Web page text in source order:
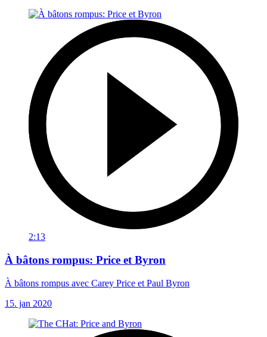
2:13
À bâtons rompus: Price et Byron
À bâtons rompus avec Carey Price et Paul Byron
15. jan 2020